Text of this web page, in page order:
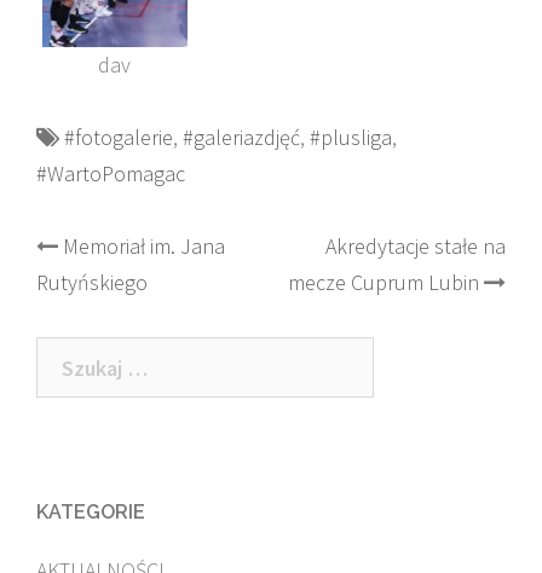
dav
#fotogalerie, #galeriazdjęć, #plusliga,
#WartoPomagac
Post
navigation
Memoriał im. Jana
Rutyńskiego
Akredytacje stałe na
mecze Cuprum Lubin
Szukaj:
KATEGORIE